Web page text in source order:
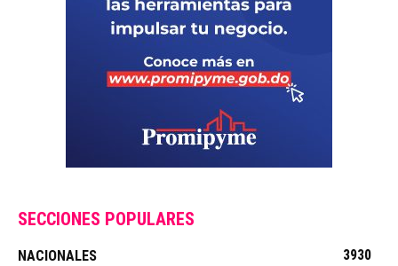
SECCIONES POPULARES
NACIONALES
3930